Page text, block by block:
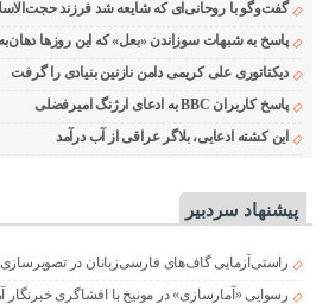
گفت‌وگو با روحانی‌ای که شایعه شد فرزند
پاسخ به شبهات سوزاندن «بعل» که این روزها
دیکتاتوری علی کریمی دامن نازنین بنیادی را گرفت
پاسخ کاربران BBC به ادعای ارژنگ امیرفضلی
این کشته ادعایی، بلاگر عراقی از آب درآمد
پیشنهاد سردبیر
راستی‌آزمایی گاف‌های فارسی‌زبانان در
رسوایی «آمارسازی» در مونیخ با افشاگری خبرنگار